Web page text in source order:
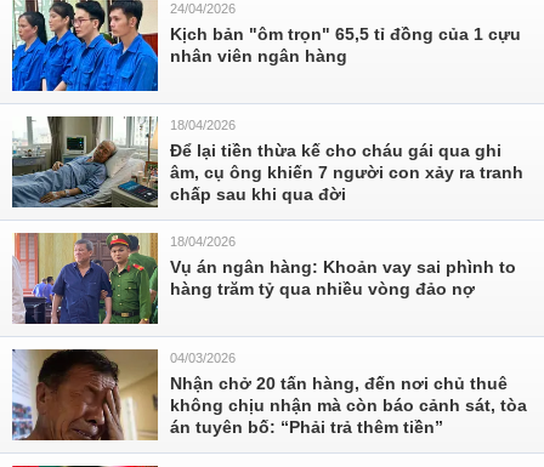
24/04/2026
Kịch bản "ôm trọn" 65,5 tỉ đồng của 1 cựu
nhân viên ngân hàng
18/04/2026
Để lại tiền thừa kế cho cháu gái qua ghi
âm, cụ ông khiến 7 người con xảy ra tranh
chấp sau khi qua đời
18/04/2026
Vụ án ngân hàng: Khoản vay sai phình to
hàng trăm tỷ qua nhiều vòng đảo nợ
04/03/2026
Nhận chở 20 tấn hàng, đến nơi chủ thuê
không chịu nhận mà còn báo cảnh sát, tòa
án tuyên bố: “Phải trả thêm tiền”